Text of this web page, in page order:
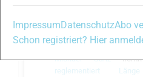
Michael Ganz
reglementiert
ImpressumDatenschutzAbo
Schon registriert? Hier